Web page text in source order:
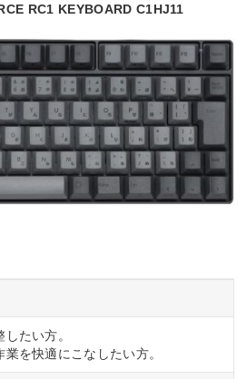
RC1 KEYBOARD C1HJ11
たい方。
を快適にこなしたい方。